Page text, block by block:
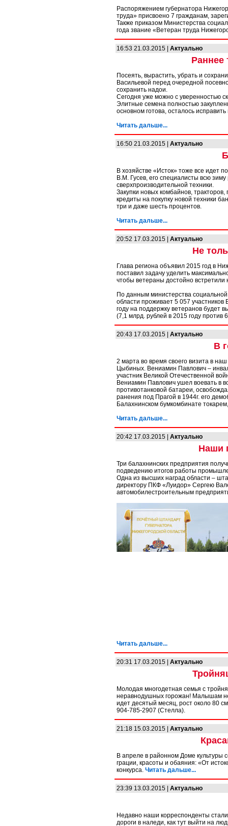
Распоряжением губернатора
труда» присвоено 7 гражданам,
Также приказом Министерства
года звание «Ветеран труда
16:53 21.03.2015 | Актуально
Раннее
Посеять, вырастить, убрать и
Васильевой перед очередной
сохранить надои.
Сегодня уже можно с уверенностью
Элитные семена полностью
основном готова, осталось
Читать дальше...
16:50 21.03.2015 | Актуально
В хозяйстве «Исток» тоже все идет
В.М. Гусев, его специалисты всю
сверхпроизводительной техники.
Закупки новых комбайнов,
кредиты на покупку новой техники
три и даже шесть процентов.
Читать дальше...
20:52 17.03.2015 | Актуально
Не
Глава региона объявил 2015 год в
поставил задачу уделить
чтобы ветераны достойно
По данным министерства
области проживает 5 057
году на поддержку ветеранов будет
(7,1 млрд. рублей в 2015 году против
20:43 17.03.2015 | Актуально
В
2 марта во время своего визита в
Цыбиных. Вениамин Павлович –
участник Великой Отечественной
Вениамин Павлович ушел воевать в
противотанковой батареи,
ранения под Прагой в 1944г. его
Балахнинском бумкомбинате
Читать дальше...
20:42 17.03.2015 | Актуально
Наши
Три балахнинских предприятия
подведению итогов работы
Одна из высших наград области –
директору ПКФ «Луидор» Сергею
автомобилестроительным
Читать дальше...
20:31 17.03.2015 | Актуально
Молодая многодетная семья с
неравнодушных горожан! Малышам
идет десятый месяц, рост около 80
904-785-2907 (Стелла).
21:18 15.03.2015 | Актуально
В апреле в районном Доме культуры
грации, красоты и обаяния: «От
конкурса. Читать дальше...
23:39 13.03.2015 | Актуально
Недавно наши корреспонденты
дороги в наледи, как тут выйти на